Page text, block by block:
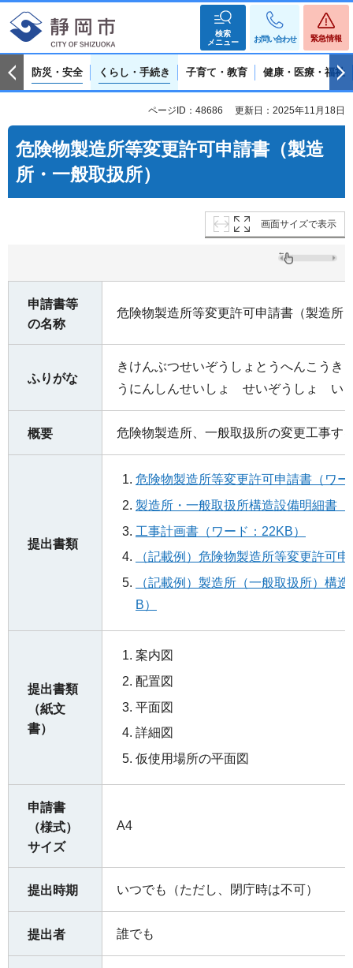
検索
メニュー
お問い合わせ 緊急情報
防災・安全 くらし・手続き 子育て・教育 健康・医療・福祉
ページID：48686 更新日：2025年11月18日
危険物製造所等変更許可申請書（製造
所・一般取扱所）
画面サイズで表示
申請書等
の名称
危険物製造所等変更許可申請書（製造所
ふりがな
きけんぶつせいぞうしょとうへんこうき
うにんしんせいしょ せいぞうしょ い
概要 危険物製造所、一般取扱所の変更工事す
提出書類
危険物製造所等変更許可申請書（ワ
製造所・一般取扱所構造設備明細書
工事計画書（ワード：22KB）
（記載例）危険物製造所等変更許可
（記載例）製造所（一般取扱所）構
B）
提出書類
（紙文
書）
案内図
配置図
平面図
詳細図
仮使用場所の平面図
申請書
（様式）
サイズ
A4
提出時期 いつでも（ただし、閉庁時は不可）
提出者 誰でも